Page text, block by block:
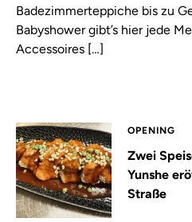
Badezimmerteppiche bis zu
Babyshower gibt’s hier jede
Accessoires […]
OPENING
Zwei
Yunshe
Straße